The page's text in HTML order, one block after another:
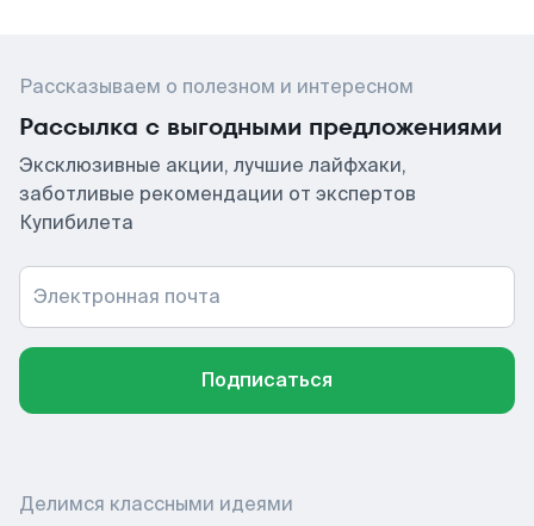
Рассказываем о полезном и интересном
Рассылка с выгодными предложениями
Эксклюзивные акции, лучшие лайфхаки,
заботливые рекомендации от экспертов
Купибилета
Электронная почта
Подписаться
Делимся классными идеями